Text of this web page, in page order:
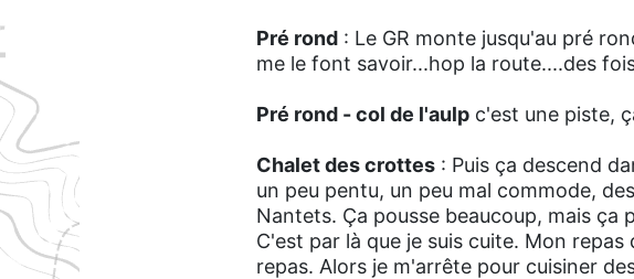
Pré rond : Le GR monte jusqu'au pré
me le font savoir...hop la route....des
Pré rond - col de l'aulp c'est une piste,
Chalet des crottes : Puis ça descend
un peu pentu, un peu mal commode,
Nantets. Ça pousse beaucoup, mais ça
C'est par là que je suis cuite. Mon
repas. Alors je m'arrête pour cuisiner